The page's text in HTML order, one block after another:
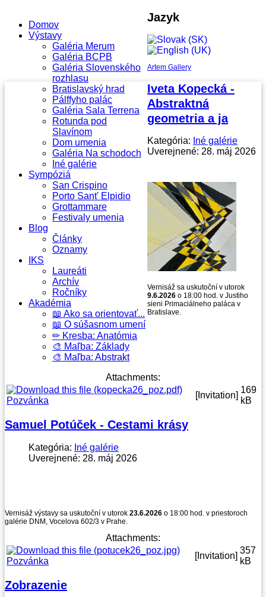
Domov
Výstavy
Galéria Merum
Galéria BCPB
Galéria Slovenského
rozhlasu
Bratislavský hrad
Pálffyho palác
Galéria Sala Terrena
Rotunda pod
Slavínom
Dom umenia
Galéria Na schodoch
Iné galérie
Sympóziá
San Crispino
Porto Sant' Elpidio
Grottammare
Festivaly umenia
Blog
Články
Oznamy
IKS
Laureáti
Archív
Ročníky
Akadémia
📖 Ako sa orientovať...
📖 O súšasnom umení
✏ Kresba: Anatómia
🎨 Maľba: Základy
🎨 Maľba: Abstrakt
Jazyk
Artem Gallery
Iveta Kopecká -
Abstraktná
geometria a ja
Kategória: Iné galérie
Uverejnené: 28. máj 2026
Vernisáž sa uskutoční v utorok
9.6.2026 o 18:00 hod. v Justiho
sieni Primaciálneho paláca v
Bratislave.
Attachments:
Pozvánka
[Invitation]
169
kB
Samuel Potúček - Cestami krásy
Kategória: Iné galérie
Uverejnené: 28. máj 2026
Vernisáž výstavy sa uskutoční v utorok 23.6.2026 o 18:00 hod. v priestoroch
galérie DNM, Vocelova 602/3 v Prahe.
Attachments:
Pozvánka
[Invitation]
357
kB
Zobrazenie